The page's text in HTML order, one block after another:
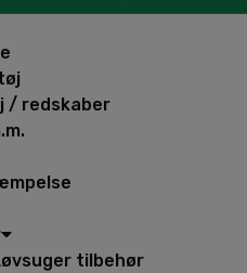
/ redskaber
tilbehør